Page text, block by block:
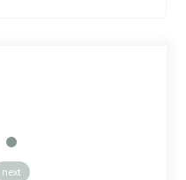
next